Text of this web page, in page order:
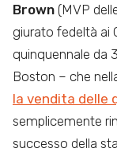
Brown (MVP
giurato fedeltà ai
quinquennale da
Boston – che
la vendita delle
semplicemente
successo della